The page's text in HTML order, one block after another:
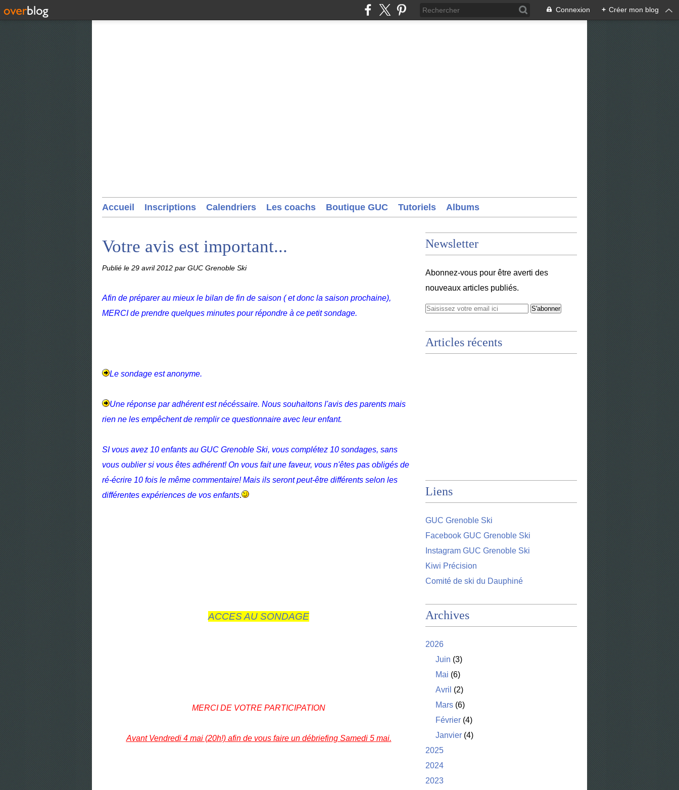
Connexion + Créer mon blog
Accueil Inscriptions Calendriers Les coachs Boutique GUC Tutoriels Albums
Votre avis est important...
Publié le 29 avril 2012 par GUC Grenoble Ski
Afin de préparer au mieux le bilan de fin de saison ( et donc la saison prochaine),
MERCI de prendre quelques minutes pour répondre à ce petit sondage.
Le sondage est anonyme.
Une réponse par adhérent est nécéssaire. Nous souhaitons l'avis des parents mais
rien ne les empêchent de remplir ce questionnaire avec leur enfant.
SI vous avez 10 enfants au GUC Grenoble Ski, vous complétez 10 sondages, sans
vous oublier si vous êtes adhérent! On vous fait une faveur, vous n'êtes pas obligés de
ré-écrire 10 fois le même commentaire! Mais ils seront peut-être différents selon les
différentes expériences de vos enfants.
ACCES AU SONDAGE
MERCI DE VOTRE PARTICIPATION
Avant Vendredi 4 mai (20h!) afin de vous faire un débriefing Samedi 5 mai.
Newsletter
Abonnez-vous pour être averti des
nouveaux articles publiés.
Articles récents
Liens
GUC Grenoble Ski
Facebook GUC Grenoble Ski
Instagram GUC Grenoble Ski
Kiwi Précision
Comité de ski du Dauphiné
Archives
2026
Juin (3)
Mai (6)
Avril (2)
Mars (6)
Février (4)
Janvier (4)
2025
2024
2023